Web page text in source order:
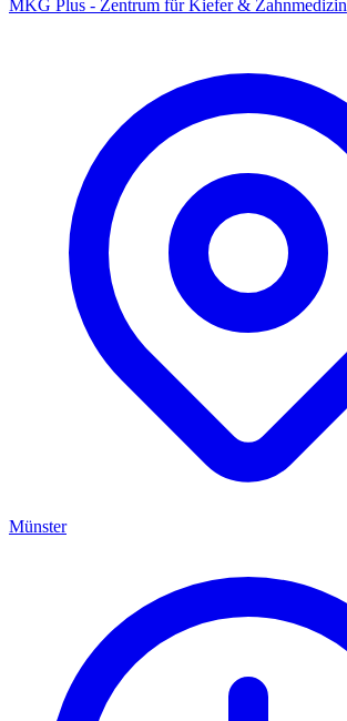
MKG Plus - Zentrum für Kiefer & Zahnmedizin
Münster